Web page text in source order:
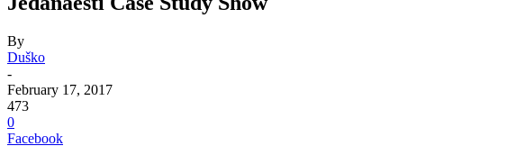
By
Duško
-
February 17, 2017
473
0
Facebook